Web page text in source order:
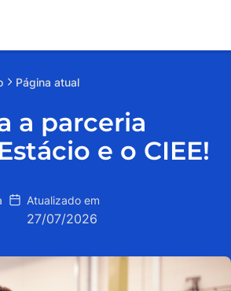
Página atual
a parceria
e o CIEE!
Atualizado em
27/07/2026